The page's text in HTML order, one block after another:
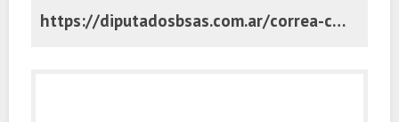
https://diputadosbsas.com.ar/correa-cerrar-paritarias-docentes-bonaerenses/